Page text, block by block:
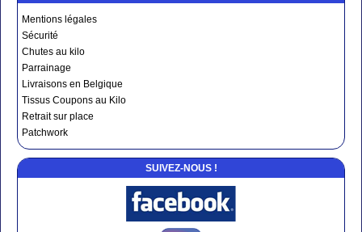
Mentions légales
Sécurité
Chutes au kilo
Parrainage
Livraisons en Belgique
Tissus Coupons au Kilo
Retrait sur place
Patchwork
SUIVEZ-NOUS !